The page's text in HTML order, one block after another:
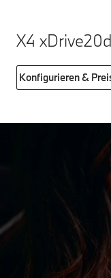
X4 xDrive20d
Konfigurieren &